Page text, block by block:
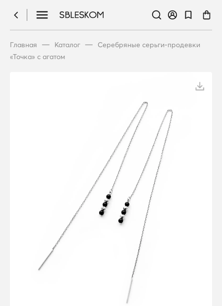
Главная — Каталог —
Серебряные серьги-продевки
«Точка» с агатом